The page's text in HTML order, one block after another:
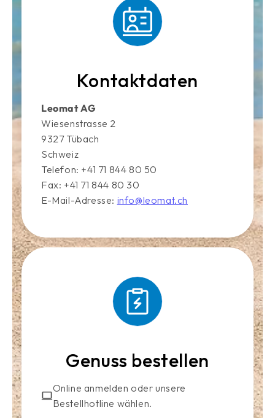
Kontaktdaten
Leomat AG
Wiesenstrasse 2
9327 Tübach
Schweiz
Telefon: +41 71 844 80 50
Fax: +41 71 844 80 30
E-Mail-Adresse: info@leomat.ch
Genuss bestellen
Online anmelden oder unsere
Bestellhotline wählen.